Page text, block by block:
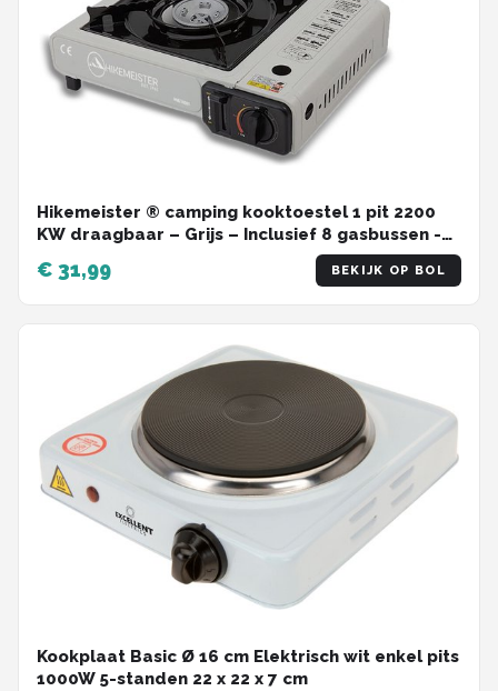
Hikemeister ® camping kooktoestel 1 pit 2200
KW draagbaar – Grijs – Inclusief 8 gasbussen -
met Nederlandse beschrijving en CE –
Butaangas Gasstel Gasfornuis Gaspit -
Campingkooktoestel Gas Kookplaat - Met Koffer
€ 31,99 BEKIJK OP BOL
Kookplaat Basic Ø 16 cm Elektrisch wit enkel pits
1000W 5-standen 22 x 22 x 7 cm